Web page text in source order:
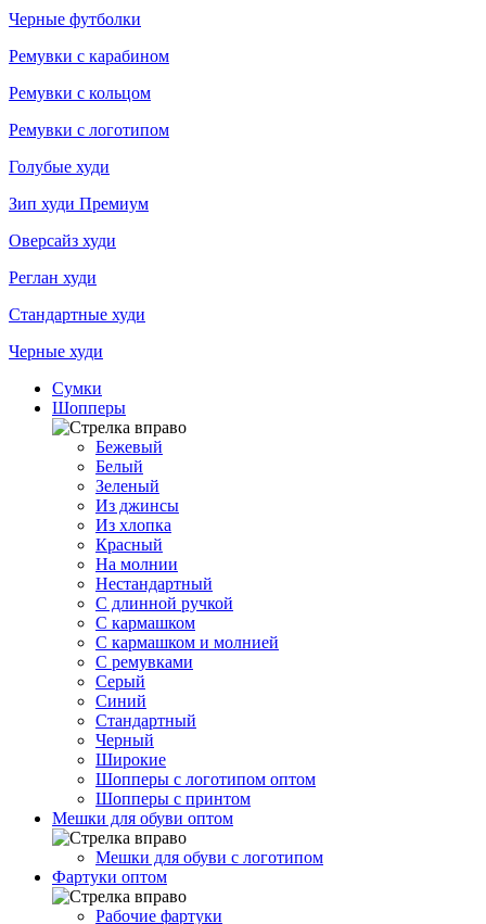
Черные футболки
Ремувки с карабином
Ремувки с кольцом
Ремувки с логотипом
Голубые худи
Зип худи Премиум
Оверсайз худи
Реглан худи
Стандартные худи
Черные худи
Сумки
Шопперы
Бежевый
Белый
Зеленый
Из джинсы
Из хлопка
Красный
На молнии
Нестандартный
С длинной ручкой
С кармашком
С кармашком и молнией
С ремувками
Серый
Синий
Стандартный
Черный
Широкие
Шопперы с логотипом оптом
Шопперы с принтом
Мешки для обуви оптом
Мешки для обуви с логотипом
Фартуки оптом
Рабочие фартуки